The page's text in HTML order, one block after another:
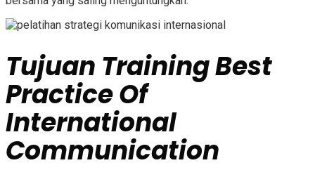
Tujuan Training Best
Practice Of
International
Communication